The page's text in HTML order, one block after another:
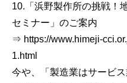
10.「浜野製作所の挑戦！
セミナー」のご案内
⇒ https://www.himeji-
1.html
今や、「製造業はサービ